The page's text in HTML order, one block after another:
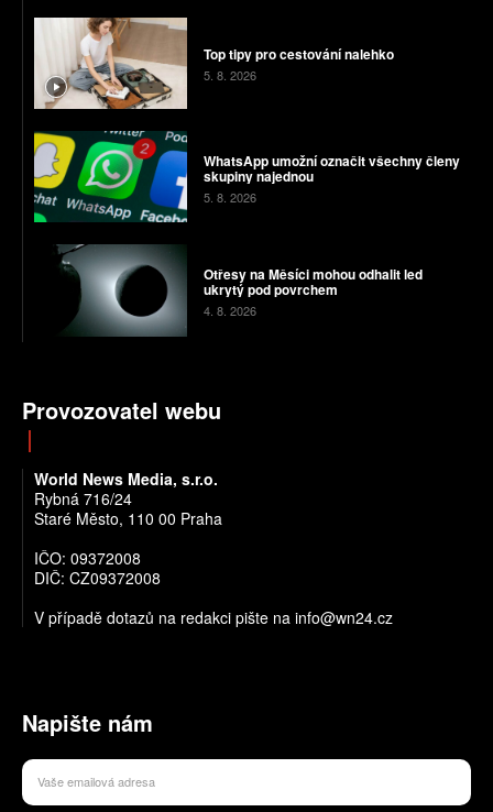
Top tipy pro cestování nalehko
5. 8. 2026
WhatsApp umožní označit všechny členy
skupiny najednou
5. 8. 2026
Otřesy na Měsíci mohou odhalit led
ukrytý pod povrchem
4. 8. 2026
Provozovatel webu
World News Media, s.r.o.
Rybná 716/24
Staré Město, 110 00 Praha
IČO: 09372008
DIČ: CZ09372008
V případě dotazů na redakci pište na info@wn24.cz
Napište nám